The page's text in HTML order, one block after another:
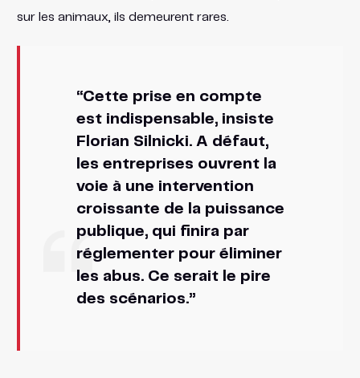
sur les animaux, ils demeurent rares.
“Cette prise en compte
est indispensable, insiste
Florian Silnicki. A défaut,
les entreprises ouvrent la
voie à une intervention
croissante de la puissance
publique, qui finira par
réglementer pour éliminer
les abus. Ce serait le pire
des scénarios.”